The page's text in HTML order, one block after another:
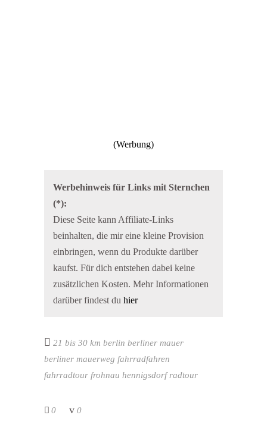
Werbehinweis für Links mit Sternchen
(*):
Diese Seite kann Affiliate-Links
beinhalten, die mir eine kleine Provision
einbringen, wenn du Produkte darüber
kaufst. Für dich entstehen dabei keine
zusätzlichen Kosten. Mehr Informationen
darüber findest du hier
21 bis 30 km berlin berliner mauer
berliner mauerweg fahrradfahren
fahrradtour frohnau hennigsdorf radtour
0 0